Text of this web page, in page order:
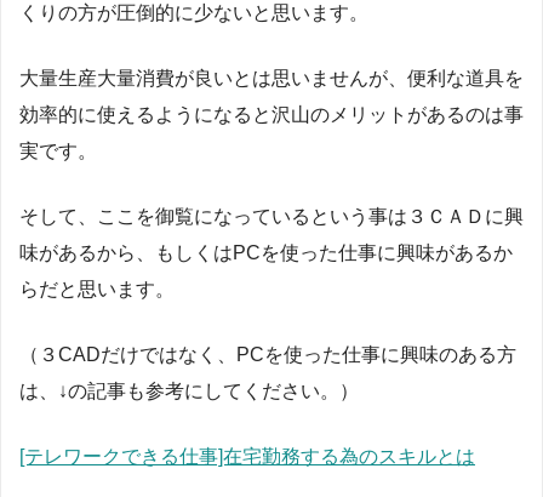
くりの方が圧倒的に少ないと思います。
大量生産大量消費が良いとは思いませんが、便利な道具を
効率的に使えるようになると沢山のメリットがあるのは事
実です。
そして、ここを御覧になっているという事は３ＣＡＤに興
味があるから、もしくはPCを使った仕事に興味があるか
らだと思います。
（３CADだけではなく、PCを使った仕事に興味のある方
は、↓の記事も参考にしてください。）
[テレワークできる仕事]在宅勤務する為のスキルとは